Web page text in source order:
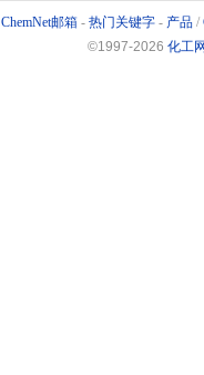
ChemNet邮箱 - 热门关键字 - 产品 /
©1997-2026 化工